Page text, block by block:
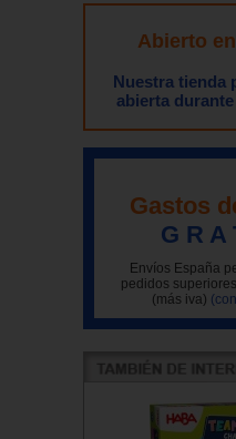
Abierto
Nuestra tienda
abierta
Gastos
G R A
Envíos España
pedidos
(más iva)